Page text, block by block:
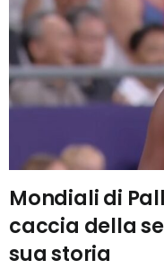
Mondiali di
caccia della
sua storia